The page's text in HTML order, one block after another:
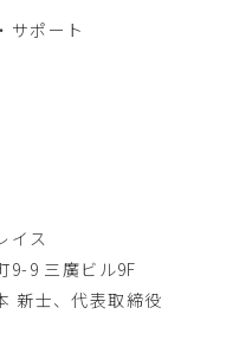
サポート
イス
9-9 三廣ビル9F
新士、代表取締役